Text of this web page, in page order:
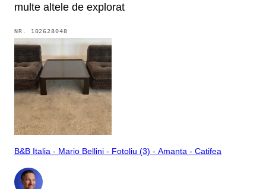
multe altele de explorat
NR. 102628048
B&B Italia - Mario Bellini - Fotoliu (3) - Amanta - Catifea